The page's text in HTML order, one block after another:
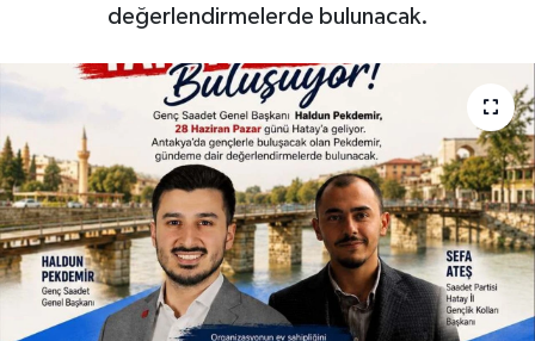
değerlendirmelerde bulunacak.